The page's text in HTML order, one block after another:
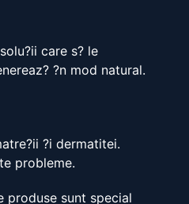
care s? le
?n mod natural.
?i dermatitei.
probleme.
produse sunt special